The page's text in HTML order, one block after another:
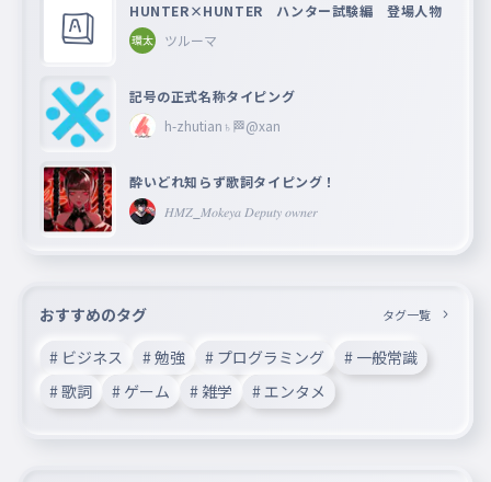
HUNTER×HUNTER ハンター試験編 登場人物
ツルーマ
記号の正式名称タイピング
h-zhutian♄🏁@xan
酔いどれ知らず歌詞タイピング！
𝐻𝑀𝑍_𝑀𝑜𝑘𝑒𝑦𝑎 𝐷𝑒𝑝𝑢𝑡𝑦 𝑜𝑤𝑛𝑒𝑟
おすすめのタグ タグ一覧
# ビジネス # 勉強 # プログラミング
# 一般常識
# 歌詞
# ゲーム # 雑学 # エンタメ